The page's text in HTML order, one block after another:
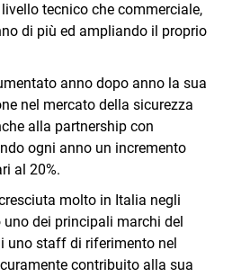
tecnico che commerciale,
di più ed ampliando il proprio
anno dopo anno la sua
nel mercato della sicurezza
alla partnership con
ogni anno un incremento
al 20%.
molto in Italia negli
dei principali marchi del
uno staff di riferimento nel
contribuito alla sua